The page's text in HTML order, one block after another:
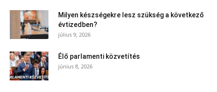
Milyen készségekre lesz szükség a következő
évtizedben?
július 9, 2026
Élő parlamenti közvetítés
június 8, 2026